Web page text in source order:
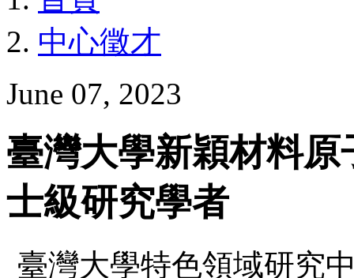
中心徵才
June 07, 2023
臺灣大學新穎材料
士級研究學者
臺灣大學特色領域研究